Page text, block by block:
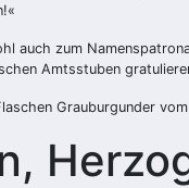
auch zum
Amtsstuben
Grauburgunder